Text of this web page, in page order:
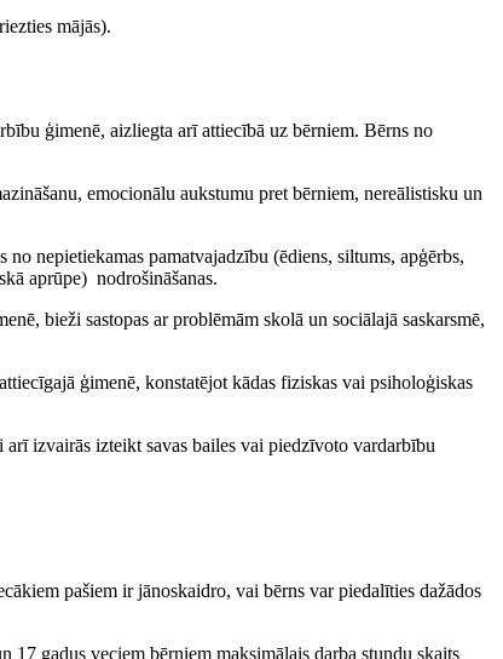
mājās).
ģimenē, aizliegta arī attiecībā uz bērniem. Bērns no
emocionālu aukstumu pret bērniem, nereālistisku un
nepietiekamas pamatvajadzību (ēdiens, siltums, apģērbs,
aprūpe) nodrošināšanas.
bieži sastopas ar problēmām skolā un sociālajā saskarsmē,
ģimenē, konstatējot kādas fiziskas vai psiholoģiskas
arī izvairās izteikt savas bailes vai piedzīvoto vardarbību
pašiem ir jānoskaidro, vai bērns var piedalīties dažādos
gadus veciem bērniem maksimālais darba stundu skaits